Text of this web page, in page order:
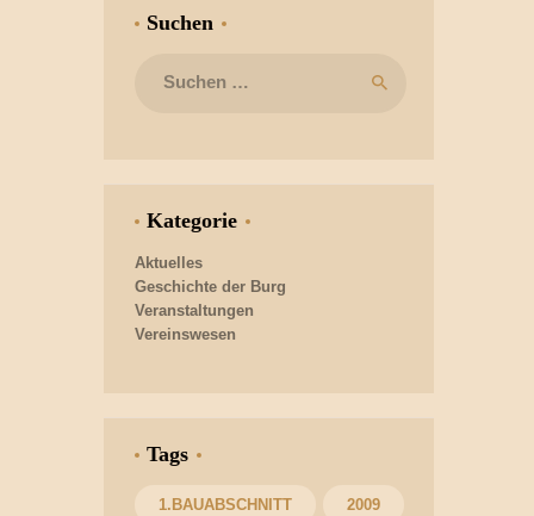
Suchen
nach:
Kategorie
Aktuelles
Geschichte der Burg
Veranstaltungen
Vereinswesen
Tags
1.BAUABSCHNITT 2009